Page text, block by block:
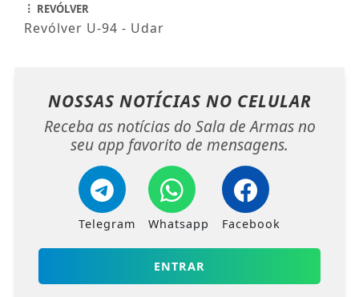
REVÓLVER
Revólver U-94 - Udar
NOSSAS NOTÍCIAS NO CELULAR
Receba as notícias do Sala de Armas no
seu app favorito de mensagens.
Telegram Whatsapp Facebook
ENTRAR